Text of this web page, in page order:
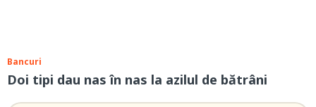
Bancuri
Doi tipi dau nas în nas la azilul de bătrâni